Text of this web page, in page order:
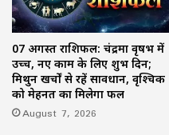
07 अगस्त राशिफल: चंद्रमा वृषभ में
उच्च, नए काम के लिए शुभ दिन;
मिथुन खर्चों से रहें सावधान, वृश्चिक
को मेहनत का मिलेगा फल
August 7, 2026